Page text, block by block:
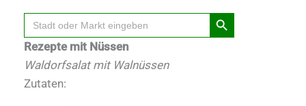
Search
for:
Search Button
Rezepte mit Nüssen
Waldorfsalat mit Walnüssen
Zutaten: